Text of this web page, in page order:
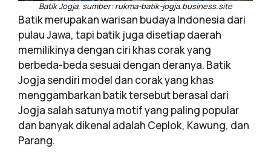
Batik Jogja, sumber: rukma-batik-jogja.business.site
Batik merupakan warisan budaya Indonesia dari
pulau Jawa, tapi batik juga disetiap daerah
memilikinya dengan ciri khas corak yang
berbeda-beda sesuai dengan deranya. Batik
Jogja sendiri model dan corak yang khas
menggambarkan batik tersebut berasal dari
Jogja salah satunya motif yang paling popular
dan banyak dikenal adalah Ceplok, Kawung, dan
Parang.